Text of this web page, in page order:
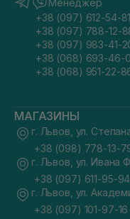
+38 (097) 612-54-81
+38 (097) 788-12-
+38 (097) 983-41-
+38 (068) 693-46-
+38 (068) 951-22-
МАГАЗИНЫ
г. Львов, ул.
+38 (098) 778-13-
г. Львов, ул. Ивана
+38 (097) 611-95-94
г. Львов, ул.
+38 (097) 101-97-16